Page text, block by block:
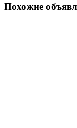
Похожие